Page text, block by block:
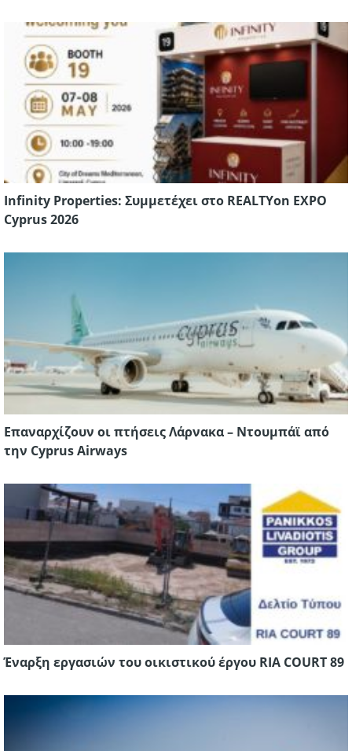
Infinity Properties: Συμμετέχει στο REALTYon EXPO
Cyprus 2026
Επαναρχίζουν οι πτήσεις Λάρνακα – Ντουμπάϊ από
την Cyprus Airways
Έναρξη εργασιών του οικιστικού έργου RIA COURT 89